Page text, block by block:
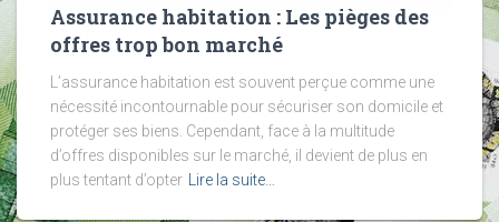
Assurance habitation : Les pièges des
offres trop bon marché
L’assurance habitation est souvent perçue comme une
nécessité incontournable pour sécuriser son domicile et
protéger ses biens. Cependant, face à la multitude
d’offres disponibles sur le marché, il devient de plus en
plus tentant d’opter Lire la suite…